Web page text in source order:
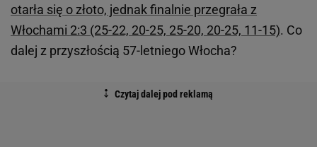
otarła się o złoto, jednak finalnie przegrała z
Włochami 2:3 (25-22, 20-25, 25-20, 20-25, 11-15). Co
dalej z przyszłością 57-letniego Włocha?